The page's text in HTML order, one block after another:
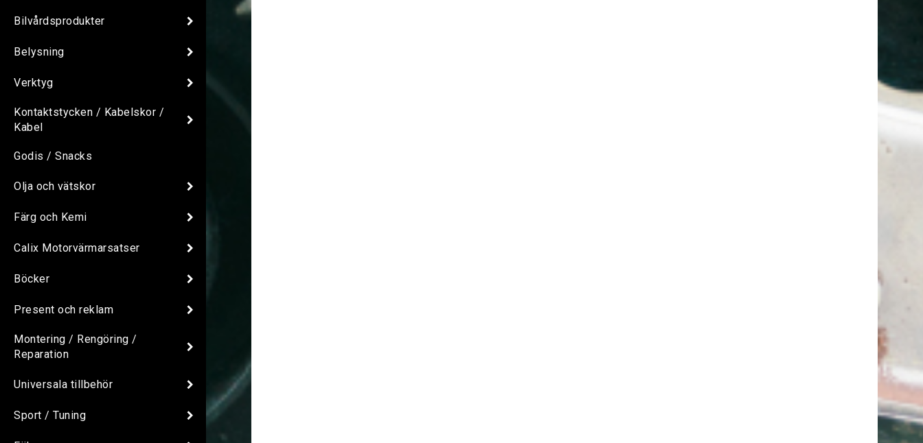
Bilvårdsprodukter
Belysning
Verktyg
Kontaktstycken / Kabelskor /
Kabel
Godis / Snacks
Olja och vätskor
Färg och Kemi
Calix Motorvärmarsatser
Böcker
Present och reklam
Montering / Rengöring /
Reparation
Universala tillbehör
Sport / Tuning